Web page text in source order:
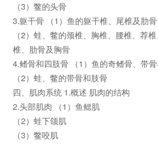
（3）鳖的头骨
3.躯干骨 （1）鱼的躯干椎、尾椎及肋骨
（2）蛙、鳖的颈椎、胸椎、腰椎、荐
椎、肋骨及胸骨
4.鳍骨和四肢骨 （1）鱼的奇鳍骨、带
（2）蛙、鳖的带骨和肢骨
四、肌肉系统 1.概述 肌肉的结构
2.头部肌肉 （1）鱼鳃肌
（2）蛙下颌肌
（3）鳖咬肌